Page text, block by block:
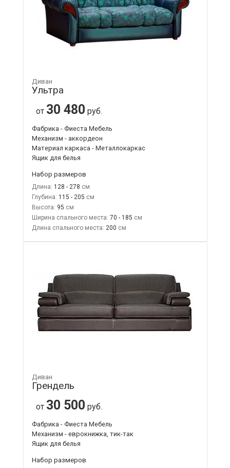
Диван
Ультра
от 30 480 руб.
Фабрика - Фиеста Мебель
Механизм - аккордеон
Материал каркаса - Металлокаркас
Ящик для белья
Набор размеров
Длина: 128 - 278
Глубина: 115 - 205
Высота: 95
Ширина спального места: 70 - 185
Длина спального места: 200
Диван
Грендель
от 30 500 руб.
Фабрика - Фиеста Мебель
Механизм - еврокнижка, тик-так
Ящик для белья
Набор размеров